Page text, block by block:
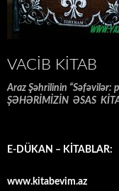
VACIB KITAB
Araz Şəhrilinin “Səfəvilər:
ŞƏHƏRİMİZİN ƏSAS
E-DÜKAN – KİTABLAR:
www.kitabevim.az